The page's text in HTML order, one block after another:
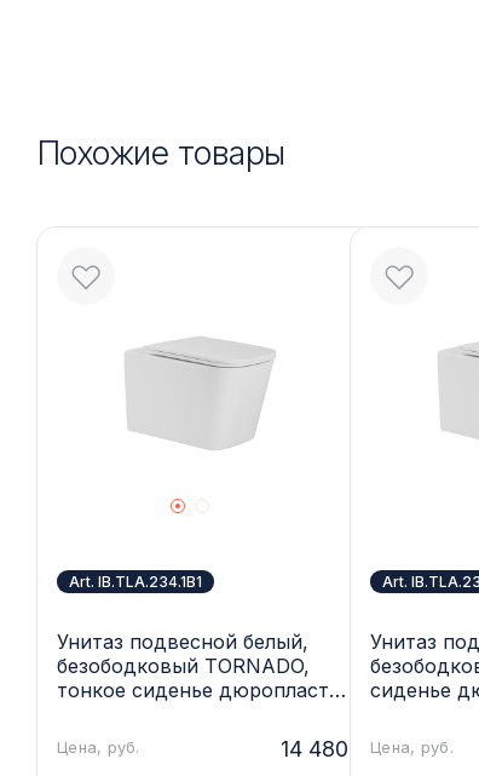
Похожие товары
Art. IB.TLA.234.1B1
Унитаз подвесной белый,
безободковый TORNADO,
тонкое сиденье дюропласт
BLANCA, TOLEDO ALTO,
IB.TLA.234.1B1
Цена, руб. 14 480.-
Art.
Унитаз
сиденье
BLANCA,
Цена, руб.